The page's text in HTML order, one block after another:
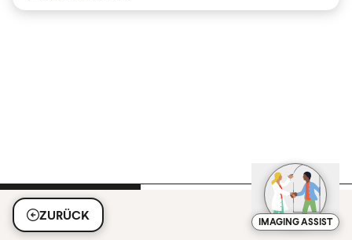
ZURÜCK IMAGING ASSIST